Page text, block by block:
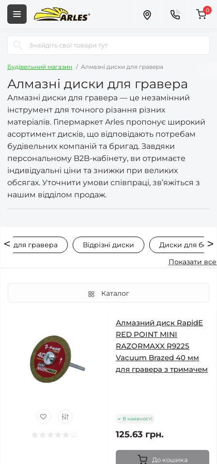
0
Будівельний магазин Алмазні диски для гравера
Алмазні диски для гравера
Алмазні диски для гравера — це незамінний
інструмент для точного різання різних
матеріалів. Гіпермаркет Arles пропонує широкий
асортимент дисків, що відповідають потребам
будівельних компаній та бригад. Завдяки
персональному B2B-кабінету, ви отримаєте
індивідуальні ціни та знижки при великих
обсягах. Уточнити умови співпраці, зв’яжіться з
нашим відділом продаж.
для гравера Відрізні диски
Диски для
Показати все
Каталог
Алмазний диск RapidE
RED POINT MINI
RAZORMAXX R9225
Vacuum Brazed 40 мм
для гравера з тримачем
В наявності
125.63 грн.
До кошика